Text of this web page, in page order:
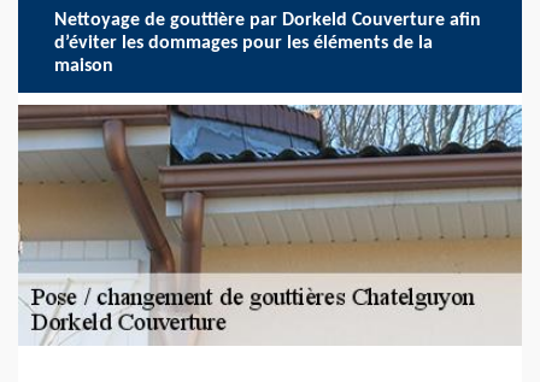
Nettoyage de gouttière par Dorkeld Couverture afin
d’éviter les dommages pour les éléments de la
maison